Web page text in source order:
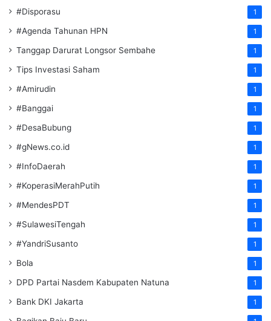
#Disporasu 1
#Agenda Tahunan HPN 1
Tanggap Darurat Longsor Sembahe 1
Tips Investasi Saham 1
#Amirudin 1
#Banggai 1
#DesaBubung 1
#gNews.co.id 1
#InfoDaerah 1
#KoperasiMerahPutih 1
#MendesPDT 1
#SulawesiTengah 1
#YandriSusanto 1
Bola 1
DPD Partai Nasdem Kabupaten Natuna 1
Bank DKI Jakarta 1